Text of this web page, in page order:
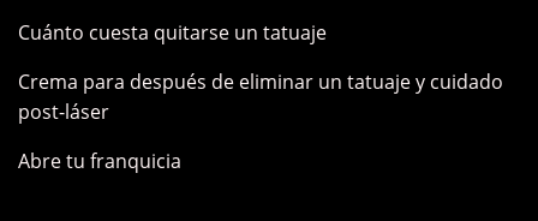
Cuánto cuesta quitarse un tatuaje
Crema para después de eliminar un tatuaje y cuidado
post-láser
Abre tu franquicia